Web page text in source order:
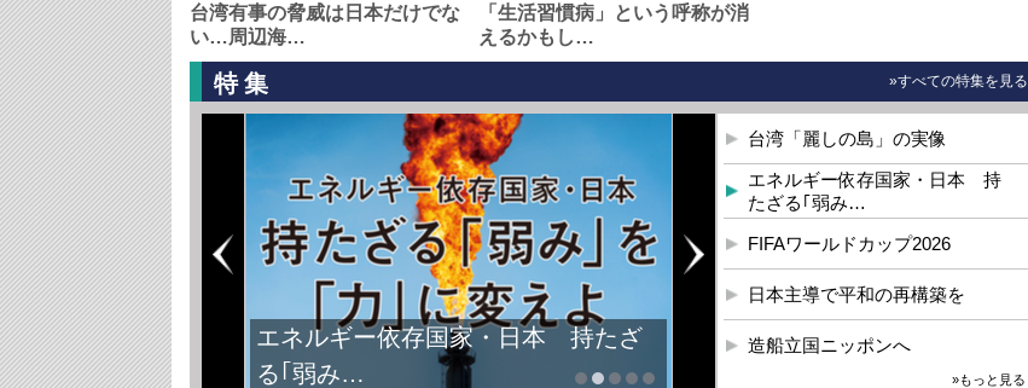
台湾有事の脅威は日本だけでな
い…周辺海…
「生活習慣病」という呼称が消
えるかもし…
特集 »すべての特集を見る
エネルギー依存国家・日本 持たざ
る｢弱み…
台湾「麗しの島」の実像
エネルギー依存国家・日本 持
たざる｢弱み…
FIFAワールドカップ2026
日本主導で平和の再構築を
造船立国ニッポンへ
»もっと見る